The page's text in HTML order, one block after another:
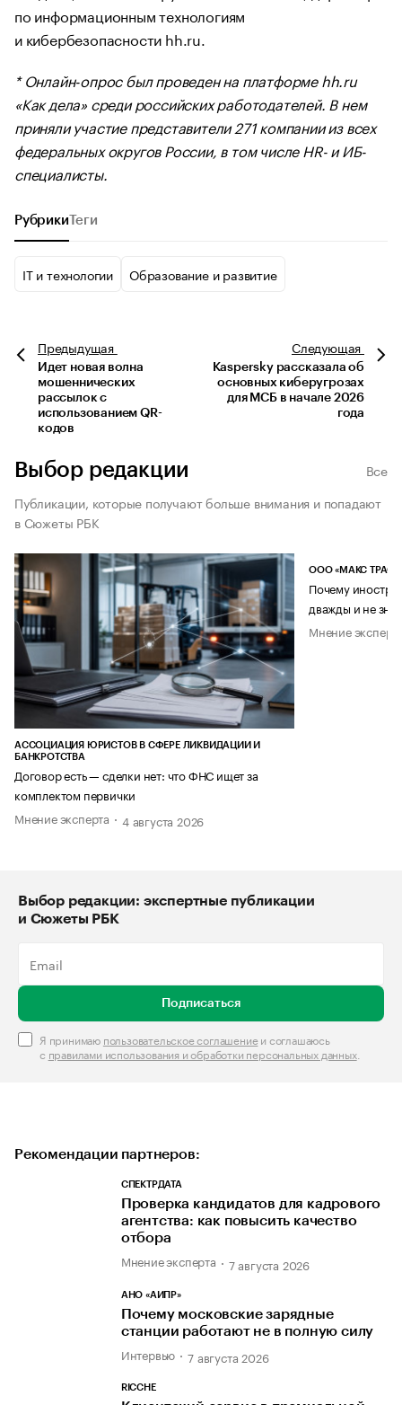
по информационным технологиям
и кибербезопасности hh.ru.
* Онлайн-опрос был проведен на платформе hh.ru
«Как дела» среди российских работодателей. В нем
приняли участие представители 271 компании из всех
федеральных округов России, в том числе HR- и ИБ-
специалисты.
Рубрики Теги
IT и технологии Образование и развитие
Предыдущая
Идет новая волна
мошеннических
рассылок с
использованием QR-
кодов
Следующая
Kaspersky рассказала об
основных киберугрозах
для МСБ в начале 2026
года
Выбор редакции
Все
Публикации, которые получают больше внимания и попадают
в Сюжеты РБК
АССОЦИАЦИЯ ЮРИСТОВ В СФЕРЕ ЛИКВИДАЦИИ И
БАНКРОТСТВА
Договор есть — сделки нет: что ФНС ищет за
комплектом первички
Мнение эксперта
4 августа 2026
ООО «МАКС ТРАСТ»
Почему
дважды и не
Мнение
Выбор редакции: экспертные публикации
и Сюжеты РБК
Подписаться
Я принимаю пользовательское соглашениеи соглашаюсь
с правилами использования и обработки персональных данных.
Рекомендации партнеров:
СПЕКТРДАТА
Проверка кандидатов для кадрового
агентства: как повысить качество
отбора
Мнение эксперта 7 августа 2026
АНО «АИПР»
Почему московские зарядные
станции работают не в полную силу
Интервью 7 августа 2026
RICCHE